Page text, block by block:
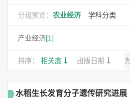
分组预览： 农业经济 学科分类
产业经济[1]
排序： 相关度 出版日期
水稻生长发育分子遗传研究进展